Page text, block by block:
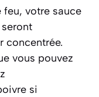
feu, votre sauce
concentrée.
vous pouvez
si